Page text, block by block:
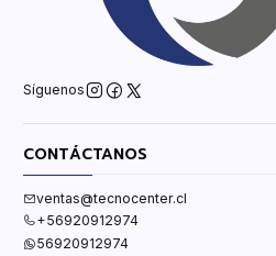
Síguenos
CONTÁCTANOS
ventas@tecnocenter.cl
+56920912974
56920912974